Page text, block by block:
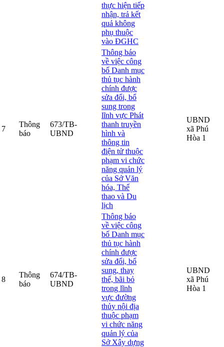
thực hiện tiếp
nhận, trả kết
quả không
phụ thuộc
vào ĐGHC
7
Thông
báo
673/TB-
UBND
Thông báo
về việc công
bố Danh mục
thủ tục hành
chính được
sửa đổi, bổ
sung trong
lĩnh vực Phát
thanh truyền
hình và
thông tin
điện tử thuộc
phạm vi chức
năng quản lý
của Sở Văn
hóa, Thể
thao và Du
lịch
UBND
xã Phú
Hòa 1
8
Thông
báo
674/TB-
UBND
Thông báo
về việc công
bố Danh mục
thủ tục hành
chính được
sửa đổi, bổ
sung, thay
thế, bãi bỏ
trong lĩnh
vực đường
thủy nội địa
thuộc phạm
vi chức năng
quản lý của
Sở Xây dựng
UBND
xã Phú
Hòa 1